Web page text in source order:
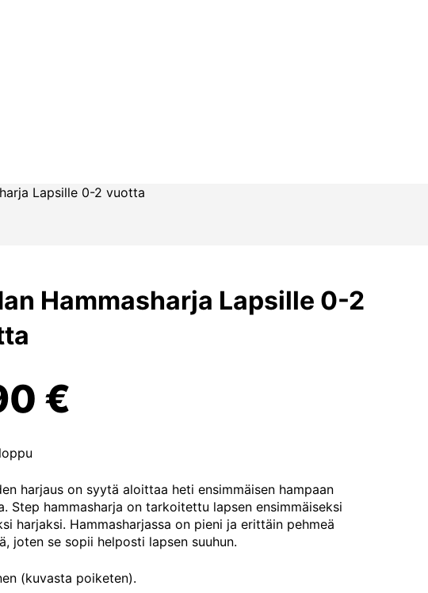
Lapsille 0-2 vuotta
Hammasharja Lapsille 0-2
€
harjaus on syytä aloittaa heti ensimmäisen hampaan
Step hammasharja on tarkoitettu lapsen ensimmäiseksi
harjaksi. Hammasharjassa on pieni ja erittäin pehmeä
joten se sopii helposti lapsen suuhun.
(kuvasta poiketen).